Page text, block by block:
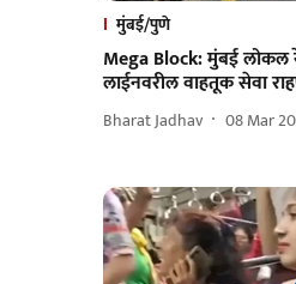
मुंबई/पुणे
Mega Block: मुंबई लोकल
लाईनवरील वाहतूक सेवा
Bharat Jadhav 08 Mar